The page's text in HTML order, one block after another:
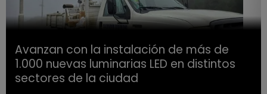
Avanzan con la instalación de más de
1.000 nuevas luminarias LED en distintos
sectores de la ciudad